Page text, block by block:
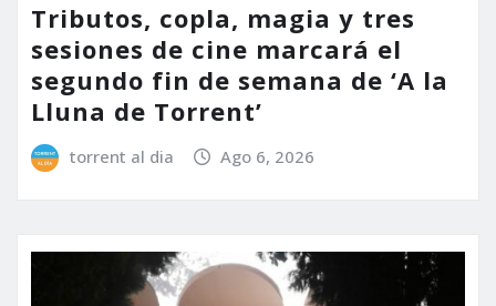
Tributos, copla, magia y tres
sesiones de cine marcará el
segundo fin de semana de ‘A la
Lluna de Torrent’
torrent al dia Ago 6, 2026